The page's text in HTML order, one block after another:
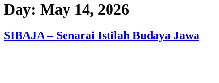
Day: May 14, 2026
SIBAJA – Senarai Istilah Budaya Jawa